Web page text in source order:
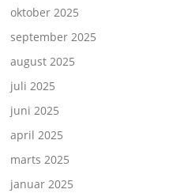
oktober 2025
september 2025
august 2025
juli 2025
juni 2025
april 2025
marts 2025
januar 2025